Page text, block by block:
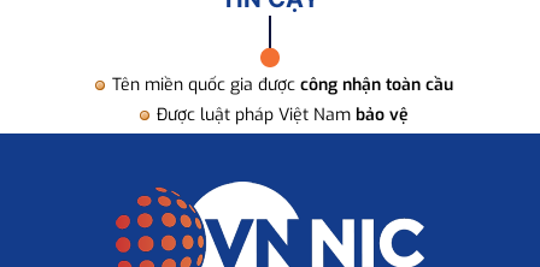
Tên miền quốc gia được công nhận toàn cầu
Được luật pháp Việt Nam bảo vệ